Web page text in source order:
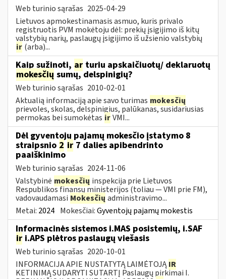
Web turinio sąrašas 2025-04-29
Lietuvos apmokestinamasis asmuo, kuris privalo
registruotis PVM mokėtoju dėl: prekių įsigijimo iš kitų
valstybių narių, paslaugų įsigijimo iš užsienio valstybių
ir (arba)...
Kaip sužinoti, ar turiu apskaičiuotų/ deklaruotų
mokesčių sumų, delspinigių?
Web turinio sąrašas 2010-02-01
Aktualią informaciją apie savo turimas mokesčių
prievoles, skolas, delspinigius, palūkanas, susidariusias
permokas bei sumokėtas irVMI...
Dėl gyventojų pajamų mokesčio įstatymo 8
straipsnio 2 ir 7 dalies apibendrinto
paaiškinimo
Web turinio sąrašas 2024-11-06
Valstybinė mokesčių inspekcija prie Lietuvos
Respublikos finansų ministerijos (toliau — VMI prie FM),
vadovaudamasi Mokesčių administravimo...
Metai: 2024 Mokesčiai:Gyventojų pajamų mokestis
Informacinės sistemos i.MAS posistemių, i.SAF
ir i.APS plėtros paslaugų viešasis
Web turinio sąrašas 2020-10-01
INFORMACIJA APIE NUSTATYTĄ LAIMĖTOJĄIR
KETINIMĄ SUDARYTI SUTARTĮ Paslaugų pirkimai I.